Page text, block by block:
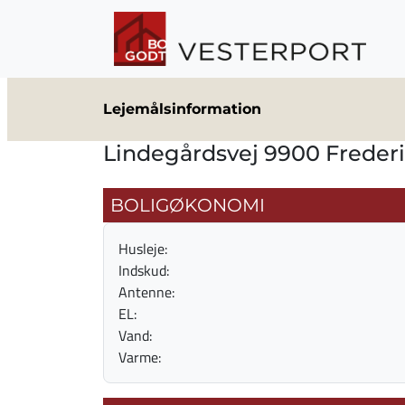
Gå til hovedindhold
Lejemålsinformation
Lindegårdsvej 9900
BOLIGØKONOMI
Husleje:
Indskud:
Antenne:
EL:
Vand:
Varme: